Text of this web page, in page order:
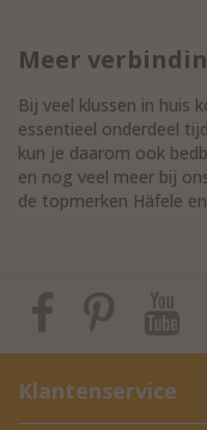
Meer
Bij veel klussen in huis
essentieel onderdeel
kun je daarom ook
en nog veel meer bij
de topmerken Häfele
Klantenservice